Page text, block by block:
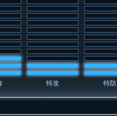
特攻 特防